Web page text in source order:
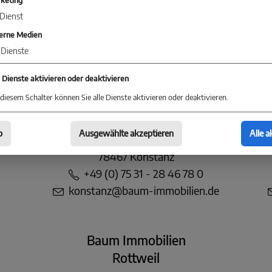
Sie jetzt Kontakt mit einer Niederlassung in Ihrer
Baum Immobilien
Konstanz
Markgrafenstraße 30
78467 Konstanz
+49 (0) 75 31 - 28 46 78 0
konstanz@baum-immobilien.de
Baum Immobilien
Rottweil
Dienst
Medien
Dienste
Dienste aktivieren oder deaktivieren
Schalter können Sie alle Dienste aktivieren oder deaktivieren.
Ausgewählte akzeptieren Alle